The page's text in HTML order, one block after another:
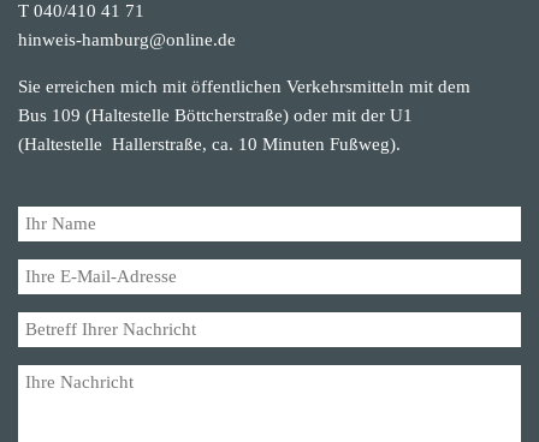
T 040/410 41 71
hinweis-hamburg@online.de
Sie erreichen mich mit öffentlichen Verkehrsmitteln mit dem
Bus 109 (Haltestelle Böttcherstraße) oder mit der U1
(Haltestelle Hallerstraße, ca. 10 Minuten Fußweg).